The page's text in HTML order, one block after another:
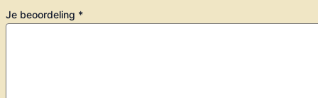
Je beoordeling *